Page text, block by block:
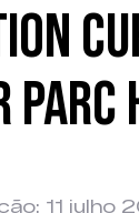
11 julho